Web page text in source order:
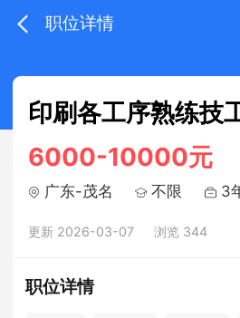
职位详情
印刷各工序熟练技
6000-10000元
广东-茂名 不限 3
更新 2026-03-07 浏览 344
职位详情